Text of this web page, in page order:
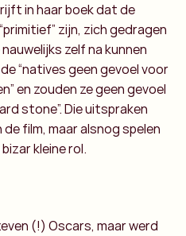
in haar boek dat de
zijn, zich gedragen
zelf na kunnen
“natives geen gevoel voor
en zouden ze geen gevoel
stone”. Die uitspraken
film, maar alsnog spelen
kleine rol.
(!) Oscars, maar werd